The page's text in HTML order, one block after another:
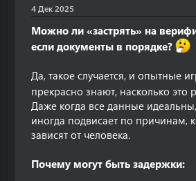
ы4 Дек 2025
Можно ли «застрять» на
если документы в порядке?
Да, такое случается, и опытные
прекрасно знают, насколько это
Даже когда все данные
иногда подвисает по причинам,
зависят от человека.
Почему могут быть задержки: